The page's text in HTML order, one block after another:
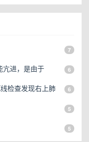
7
亢进，是由于 6
检查发现右上肺
6
5
5